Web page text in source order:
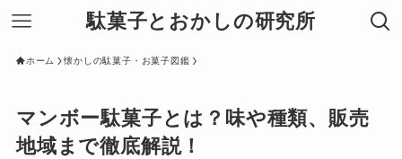
駄菓子とおかしの研究所
ホーム 懐かしの駄菓子・お菓子図鑑
マンボー駄菓子とは？味や種類、販売
地域まで徹底解説！